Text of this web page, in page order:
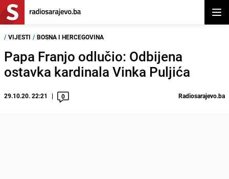
/ VIJESTI / BOSNA I HERCEGOVINA
Papa Franjo odlučio: Odbijena
ostavka kardinala Vinka Puljića
29.10.20. 22:21 0 Radiosarajevo.ba